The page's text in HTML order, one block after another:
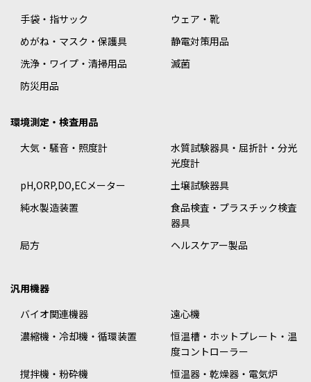
手袋・指サック
ウェア・靴
めがね・マスク・保護具
静電対策用品
洗浄・ワイプ・清掃用品
滅菌
防災用品
環境測定・検査用品
大気・騒音・照度計
水質試験器具・屈折計・分光
光度計
pH,ORP,DO,ECメーター
土壌試験器具
純水製造装置
食品検査・プラスチック検査
器具
局方
ヘルスケアー製品
汎用機器
バイオ関連機器
遠心機
濃縮機・冷却機・循環装置
恒温槽・ホットプレート・温
度コントローラー
撹拌機・粉砕機
恒温器・乾燥器・電気炉